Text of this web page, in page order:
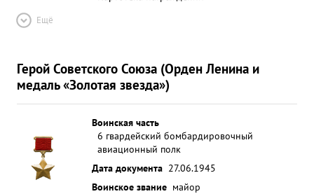
Ещё
Герой Советского Союза (Орден Ленина и
медаль «Золотая звезда»)
Воинская часть
6 гвардейский бомбардировочный
авиационный полк
Дата документа 27.06.1945
Воинское звание майор